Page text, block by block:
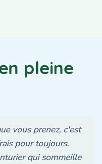
pleine
vous prenez, c'est
pour toujours.
qui sommeille